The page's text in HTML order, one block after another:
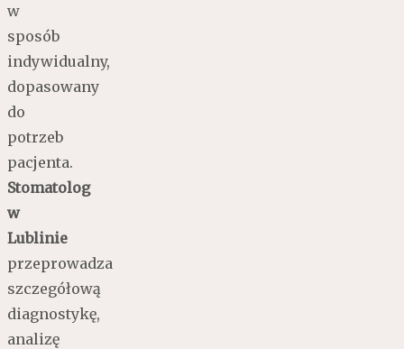
w
sposób
indywidualny,
dopasowany
do
potrzeb
pacjenta.
Stomatolog
w
Lublinie
przeprowadza
szczegółową
diagnostykę,
analizę